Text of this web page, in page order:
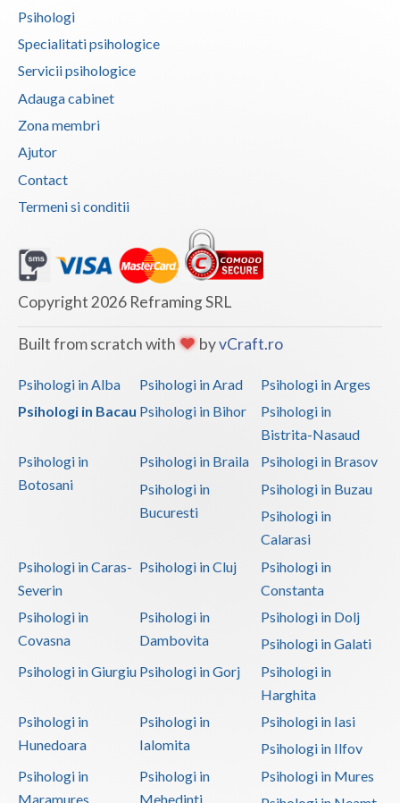
Vaslui
Vrancea
Psihologi
Specialitati psihologice
Servicii psihologice
Adauga cabinet
Zona membri
Ajutor
Contact
Termeni si conditii
Copyright 2026 Reframing SRL
Built from scratch with byvCraft.ro
Psihologi in Alba Psihologi in Arad
Psihologi in Arges
Psihologi in Bacau Psihologi in Bihor
Psihologi in
Bistrita-Nasaud
Psihologi in
Botosani
Psihologi in Braila
Psihologi in Brasov
Psihologi in
Bucuresti
Psihologi in Buzau
Psihologi in
Calarasi
Psihologi in Caras-
Severin
Psihologi in Cluj
Psihologi in
Constanta
Psihologi in
Covasna
Psihologi in
Dambovita
Psihologi in Dolj
Psihologi in Galati
Psihologi in Giurgiu Psihologi in Gorj
Psihologi in
Harghita
Psihologi in
Hunedoara
Psihologi in
Ialomita
Psihologi in Iasi
Psihologi in Ilfov
Psihologi in
Maramures
Psihologi in
Mehedinti
Psihologi in Mures